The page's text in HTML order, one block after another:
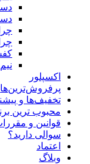
اکسپلور
پرفروش‌ترین‌ها
تخفیف‌ها و
محبوب ترین
قوانین و
سوالی دارید؟
اعتماد
وبلاگ